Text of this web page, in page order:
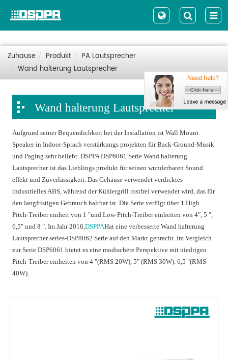
Zuhause Produkt
PA Lautsprecher
Wand halterung Lautsprecher
Wand halterung Lautsprecher
Aufgrund seiner Bequemlichkeit bei der Installation ist Wall Mount
Speaker in Indoor-Sprach verstärkungs projekten für Back-Ground-Musik
und Paging sehr beliebt. DSPPA DSP6061 Serie Wand halterung
Lautsprecher ist das Lieblings produkt für seinen wunderbaren Sound
effekt und Zuverlässigkeit. Das Gehäuse verwendet verdicktes
industrielles ABS, während der Kühlergrill rostfrei verwendet wird, das für
den langfristigen Gebrauch haltbar ist. Die Serie verfügt über 1 High
Pitch-Treiber einheit von 1 "und Low-Pitch-Treiber einheiten von 4", 5 ",
6,5" und 8 ". Im Jahr 2016,DSPPAHat eine verbesserte Wand halterung
Lautsprecher series-DSP8062 Serie auf den Markt gebracht. Im Vergleich
zur Serie DSP6061 bietet es eine modischere Perspektive mit niedrigen
Pitch-Treiber einheiten von 4 "(RMS 20W), 5" (RMS 30W). 6,5 "(RMS
40W).